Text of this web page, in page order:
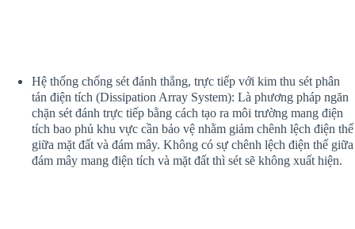
Hệ thống chống sét đánh thẳng, trực tiếp với kim thu sét phân
tán điện tích (Dissipation Array System): Là phương pháp ngăn
chặn sét đánh trực tiếp bằng cách tạo ra môi trường mang điện
tích bao phủ khu vực cần bảo vệ nhằm giảm chênh lệch điện thế
giữa mặt đất và đám mây. Không có sự chênh lệch điện thế giữa
đám mây mang điện tích và mặt đất thì sét sẽ không xuất hiện.